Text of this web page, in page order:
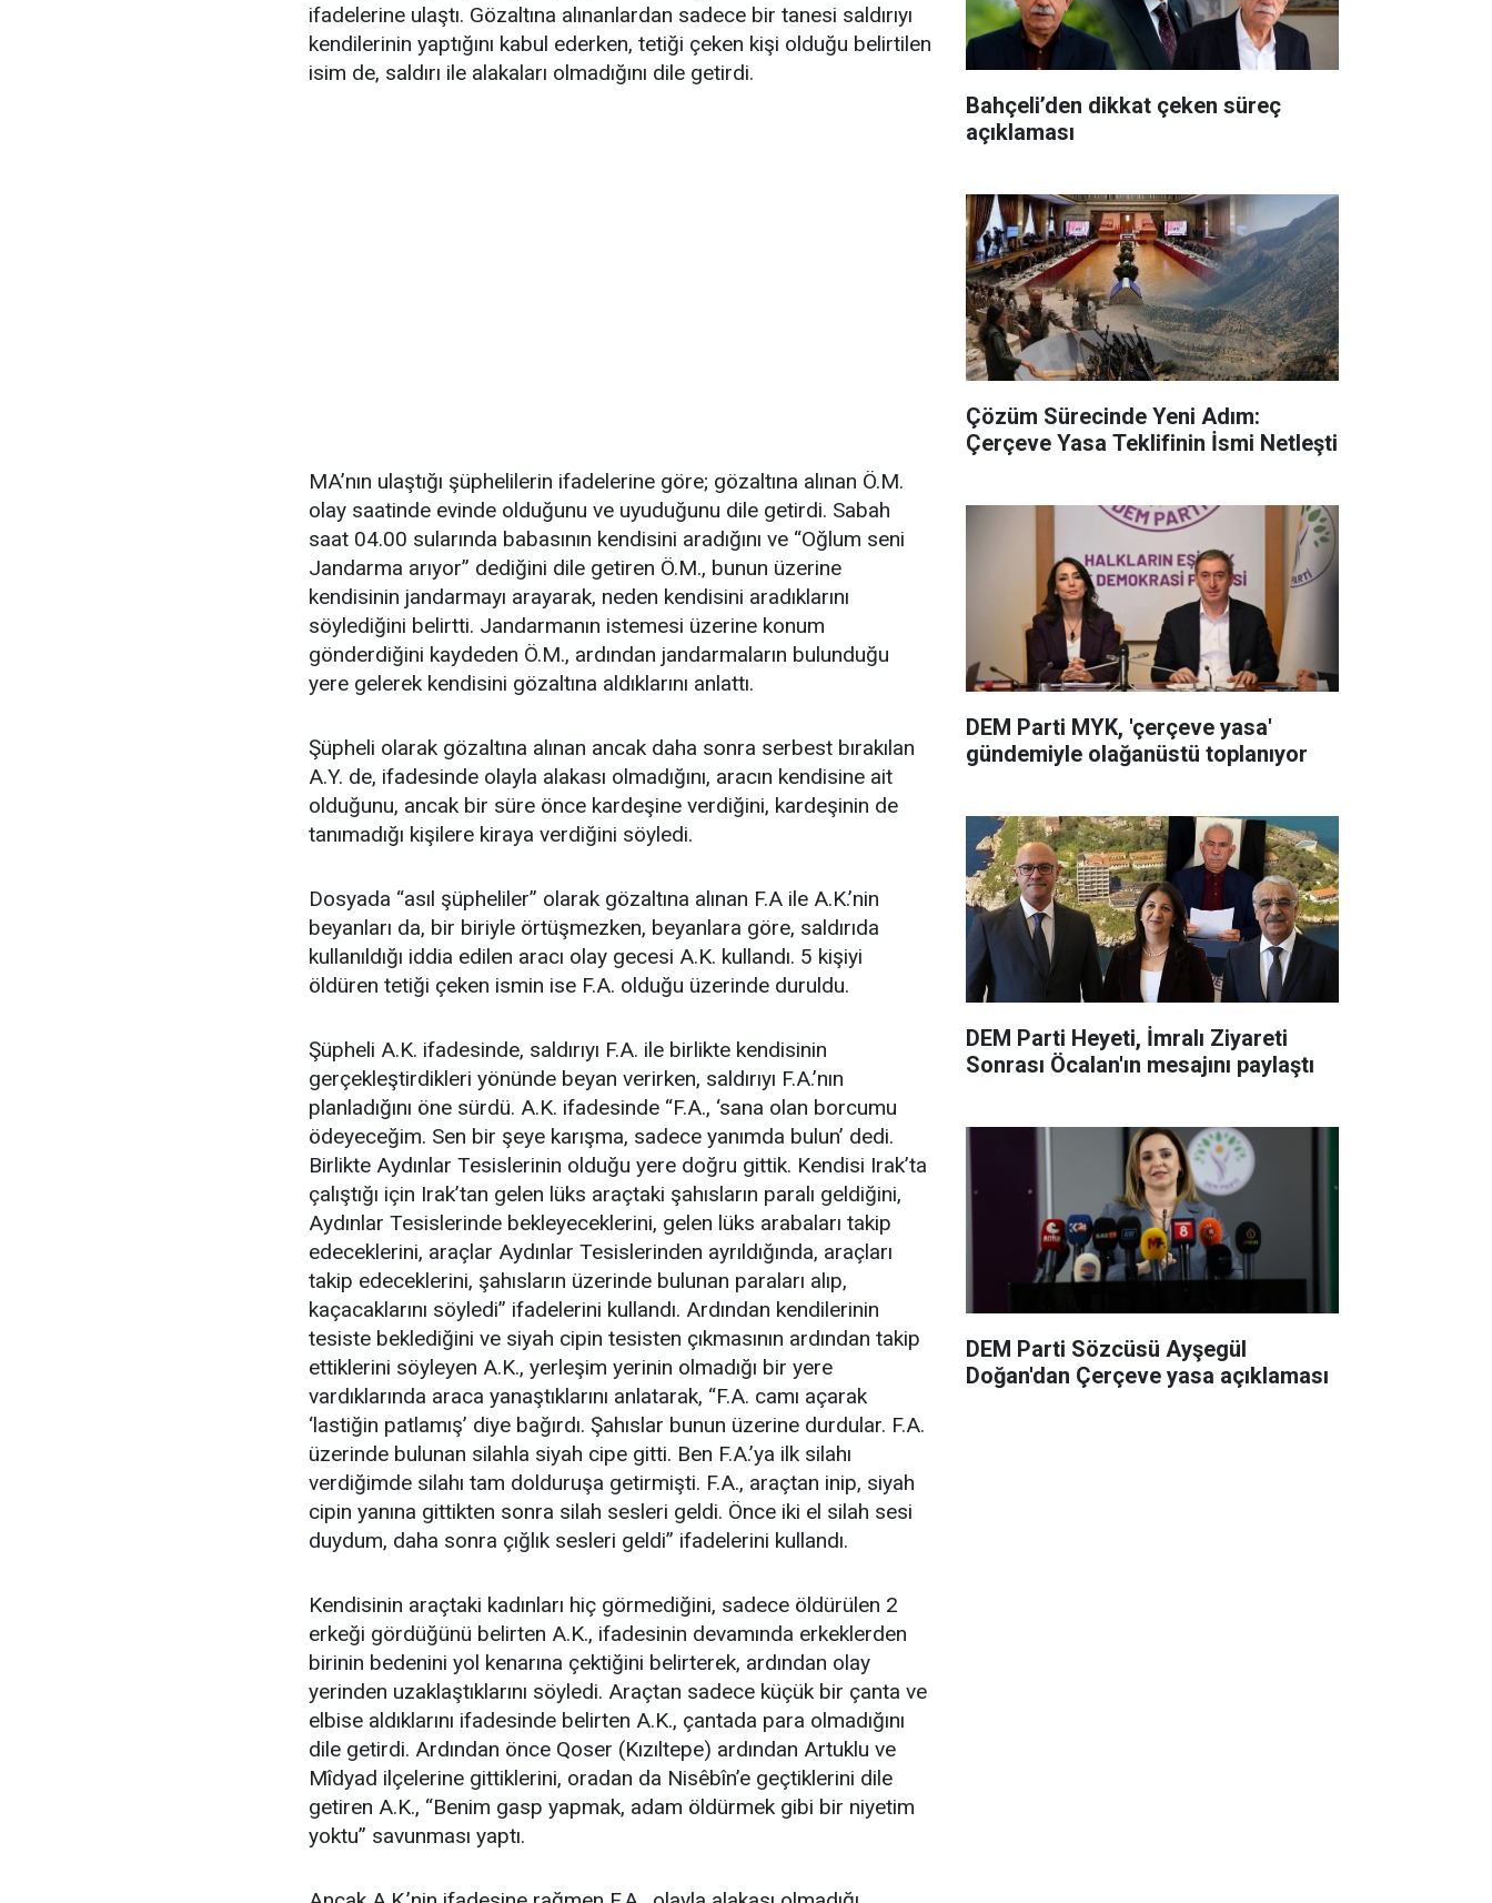
ifadelerine ulaştı. Gözaltına alınanlardan sadece bir tanesi saldırıyı
kendilerinin yaptığını kabul ederken, tetiği çeken kişi olduğu belirtilen
isim de, saldırı ile alakaları olmadığını dile getirdi.
MA’nın ulaştığı şüphelilerin ifadelerine göre; gözaltına alınan Ö.M.
olay saatinde evinde olduğunu ve uyuduğunu dile getirdi. Sabah
saat 04.00 sularında babasının kendisini aradığını ve “Oğlum seni
Jandarma arıyor” dediğini dile getiren Ö.M., bunun üzerine
kendisinin jandarmayı arayarak, neden kendisini aradıklarını
söylediğini belirtti. Jandarmanın istemesi üzerine konum
gönderdiğini kaydeden Ö.M., ardından jandarmaların bulunduğu
yere gelerek kendisini gözaltına aldıklarını anlattı.
Şüpheli olarak gözaltına alınan ancak daha sonra serbest bırakılan
A.Y. de, ifadesinde olayla alakası olmadığını, aracın kendisine ait
olduğunu, ancak bir süre önce kardeşine verdiğini, kardeşinin de
tanımadığı kişilere kiraya verdiğini söyledi.
Dosyada “asıl şüpheliler” olarak gözaltına alınan F.A ile A.K.’nin
beyanları da, bir biriyle örtüşmezken, beyanlara göre, saldırıda
kullanıldığı iddia edilen aracı olay gecesi A.K. kullandı. 5 kişiyi
öldüren tetiği çeken ismin ise F.A. olduğu üzerinde duruldu.
Şüpheli A.K. ifadesinde, saldırıyı F.A. ile birlikte kendisinin
gerçekleştirdikleri yönünde beyan verirken, saldırıyı F.A.’nın
planladığını öne sürdü. A.K. ifadesinde “F.A., ‘sana olan borcumu
ödeyeceğim. Sen bir şeye karışma, sadece yanımda bulun’ dedi.
Birlikte Aydınlar Tesislerinin olduğu yere doğru gittik. Kendisi Irak’ta
çalıştığı için Irak’tan gelen lüks araçtaki şahısların paralı geldiğini,
Aydınlar Tesislerinde bekleyeceklerini, gelen lüks arabaları takip
edeceklerini, araçlar Aydınlar Tesislerinden ayrıldığında, araçları
takip edeceklerini, şahısların üzerinde bulunan paraları alıp,
kaçacaklarını söyledi” ifadelerini kullandı. Ardından kendilerinin
tesiste beklediğini ve siyah cipin tesisten çıkmasının ardından takip
ettiklerini söyleyen A.K., yerleşim yerinin olmadığı bir yere
vardıklarında araca yanaştıklarını anlatarak, “F.A. camı açarak
‘lastiğin patlamış’ diye bağırdı. Şahıslar bunun üzerine durdular. F.A.
üzerinde bulunan silahla siyah cipe gitti. Ben F.A.’ya ilk silahı
verdiğimde silahı tam dolduruşa getirmişti. F.A., araçtan inip, siyah
cipin yanına gittikten sonra silah sesleri geldi. Önce iki el silah sesi
duydum, daha sonra çığlık sesleri geldi” ifadelerini kullandı.
Kendisinin araçtaki kadınları hiç görmediğini, sadece öldürülen 2
erkeği gördüğünü belirten A.K., ifadesinin devamında erkeklerden
birinin bedenini yol kenarına çektiğini belirterek, ardından olay
yerinden uzaklaştıklarını söyledi. Araçtan sadece küçük bir çanta ve
elbise aldıklarını ifadesinde belirten A.K., çantada para olmadığını
dile getirdi. Ardından önce Qoser (Kızıltepe) ardından Artuklu ve
Mîdyad ilçelerine gittiklerini, oradan da Nisêbîn’e geçtiklerini dile
getiren A.K., “Benim gasp yapmak, adam öldürmek gibi bir niyetim
yoktu” savunması yaptı.
Bahçeli’den dikkat çeken süreç
açıklaması
Çözüm Sürecinde Yeni Adım:
Çerçeve Yasa Teklifinin İsmi Netleşti
DEM Parti MYK, 'çerçeve yasa'
gündemiyle olağanüstü toplanıyor
DEM Parti Heyeti, İmralı Ziyareti
Sonrası Öcalan'ın mesajını paylaştı
DEM Parti Sözcüsü Ayşegül
Doğan'dan Çerçeve yasa açıklaması